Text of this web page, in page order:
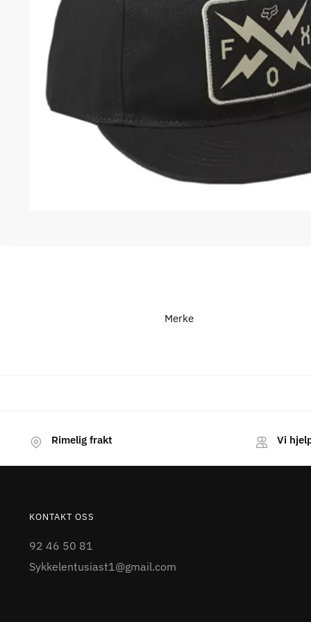
Merke
Rimelig frakt Vi
KONTAKT OSS
92 46 50 81
Sykkelentusiast1@gmail.com